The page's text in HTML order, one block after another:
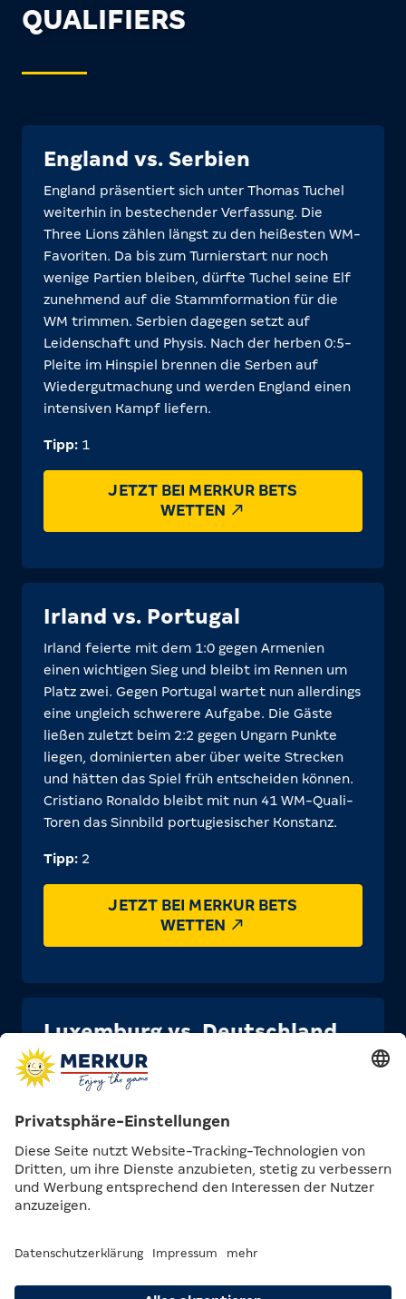
QUALIFIERS
England vs. Serbien
England präsentiert sich unter Thomas Tuchel
weiterhin in bestechender Verfassung. Die
Three Lions zählen längst zu den heißesten WM-
Favoriten. Da bis zum Turnierstart nur noch
wenige Partien bleiben, dürfte Tuchel seine Elf
zunehmend auf die Stammformation für die
WM trimmen. Serbien dagegen setzt auf
Leidenschaft und Physis. Nach der herben 0:5-
Pleite im Hinspiel brennen die Serben auf
Wiedergutmachung und werden England einen
intensiven Kampf liefern.
Tipp: 1
JETZT BEI MERKUR BETS
WETTEN
Irland vs. Portugal
Irland feierte mit dem 1:0 gegen Armenien
einen wichtigen Sieg und bleibt im Rennen um
Platz zwei. Gegen Portugal wartet nun allerdings
eine ungleich schwerere Aufgabe. Die Gäste
ließen zuletzt beim 2:2 gegen Ungarn Punkte
liegen, dominierten aber über weite Strecken
und hätten das Spiel früh entscheiden können.
Cristiano Ronaldo bleibt mit nun 41 WM-Quali-
Toren das Sinnbild portugiesischer Konstanz.
Tipp: 2
JETZT BEI MERKUR BETS
WETTEN
Luxemburg vs. Deutschland
Luxemburg zeigte beim 0:2 gegen die Slowakei
zwar Einsatz, ist aber nach null Punkten aus fünf
ausgeschieden. Deutschland reist dagegen mit
Rückenwind an. Das 1:0 in Nordirland war zwar
kein Fußballfest, aber ein reifer, hart
erarbeiteter Sieg. Nagelsmanns Team steht mit
zwölf Punkten voll auf WM-Kurs. Gegen
eingeplant.